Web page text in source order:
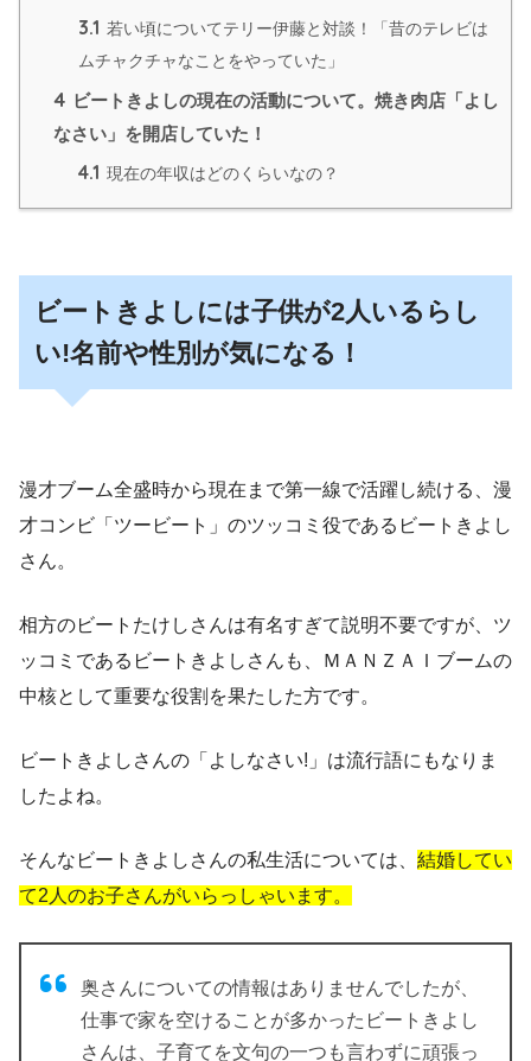
3.1 若い頃についてテリー伊藤と対談！「昔のテレビは
ムチャクチャなことをやっていた」
4 ビートきよしの現在の活動について。焼き肉店「よし
なさい」を開店していた！
4.1 現在の年収はどのくらいなの？
ビートきよしには子供が2人いるらし
い!名前や性別が気になる！
漫才ブーム全盛時から現在まで第一線で活躍し続ける、漫
才コンビ「ツービート」のツッコミ役であるビートきよし
さん。
相方のビートたけしさんは有名すぎて説明不要ですが、ツ
ッコミであるビートきよしさんも、ＭＡＮＺＡＩブームの
中核として重要な役割を果たした方です。
ビートきよしさんの 「よしなさい!」 は流行語にもなりま
したよね。
そんなビートきよしさんの私生活については、 結婚してい
て2人のお子さんがいらっしゃいます。
奥さんについての情報はありませんでしたが、
仕事で家を空けることが多かったビートきよし
さんは、 子育てを文句の一つも言わずに頑張っ